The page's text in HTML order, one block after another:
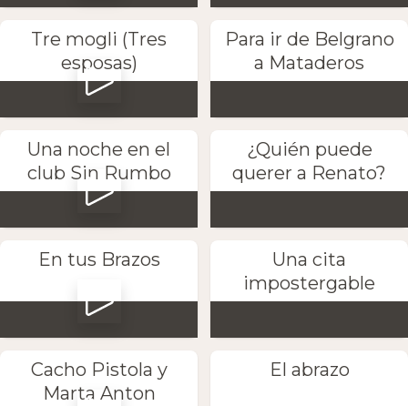
Tre mogli (Tres
esposas)
Para ir de Belgrano
a Mataderos
Una noche en el
club Sin Rumbo
¿Quién puede
querer a Renato?
En tus Brazos
Una cita
impostergable
Cacho Pistola y
Marta Anton
El abrazo